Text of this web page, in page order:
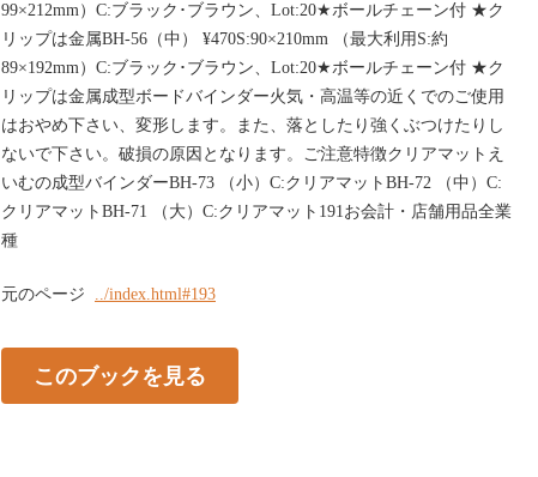
99×212mm）C:ブラック･ブラウン、Lot:20★ボールチェーン付 ★ク
リップは金属BH-56（中） ¥470S:90×210mm （最大利用S:約
89×192mm）C:ブラック･ブラウン、Lot:20★ボールチェーン付 ★ク
リップは金属成型ボードバインダー火気・高温等の近くでのご使用
はおやめ下さい、変形します。また、落としたり強くぶつけたりし
ないで下さい。破損の原因となります。ご注意特徴クリアマットえ
いむの成型バインダーBH-73 （小）C:クリアマットBH-72 （中）C:
クリアマットBH-71 （大）C:クリアマット191お会計・店舗用品全業
種
元のページ ../index.html#193
このブックを見る